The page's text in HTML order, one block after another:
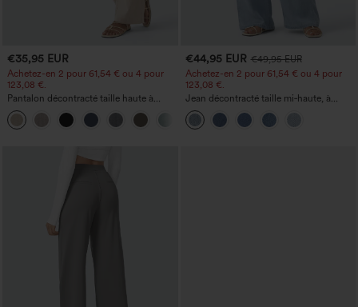
€35,95 EUR
Achetez-en 2 pour 61,54 € ou 4 pour
123,08 €.
Pantalon décontracté taille haute à
jambe droite, effet lin, avec poches
+5
€44,95 EUR €49,95 EUR
Achetez-en 2 pour 61,54 € ou 4 pour
123,08 €.
Jean décontracté taille mi‑haute, à
cordon de serrage, avec poches